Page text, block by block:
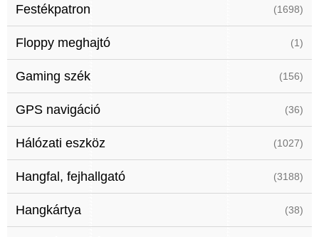
Festékpatron (1698)
Floppy meghajtó (1)
Gaming szék (156)
GPS navigáció (36)
Hálózati eszköz (1027)
Hangfal, fejhallgató (3188)
Hangkártya (38)